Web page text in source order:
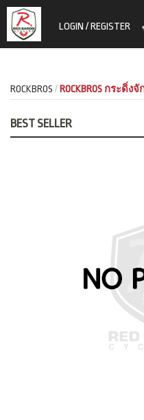
LOGIN / REGISTER
ROCKBROS ROCKBROS กระดิ่ง
BEST SELLER